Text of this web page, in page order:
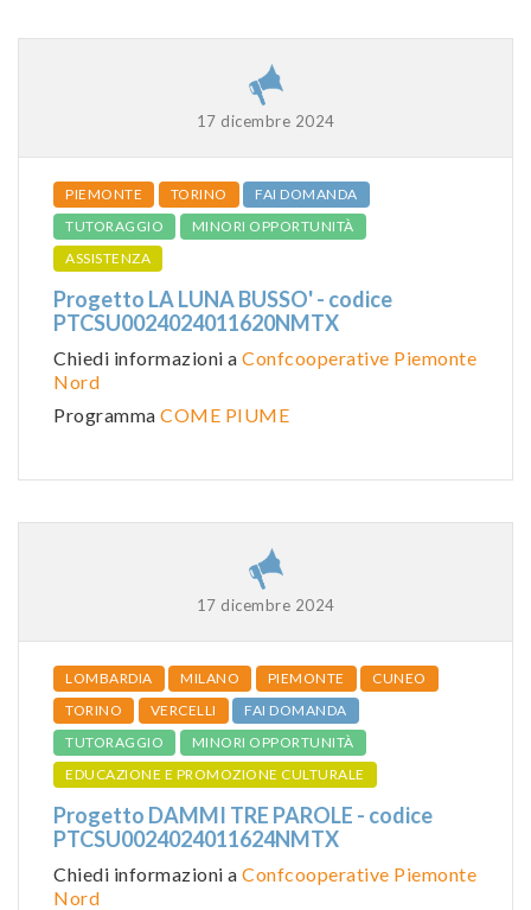
17 dicembre 2024
PIEMONTE TORINO
FAI DOMANDA
TUTORAGGIO
MINORI OPPORTUNITÀ
ASSISTENZA
Progetto LA LUNA BUSSO' - codice
PTCSU0024024011620NMTX
Chiedi informazioni a Confcooperative Piemonte
Nord
Programma COME PIUME
17 dicembre 2024
LOMBARDIA MILANO PIEMONTE
CUNEO
TORINO
VERCELLI
FAI DOMANDA
TUTORAGGIO
MINORI OPPORTUNITÀ
EDUCAZIONE E PROMOZIONE CULTURALE
Progetto DAMMI TRE PAROLE - codice
PTCSU0024024011624NMTX
Chiedi informazioni a Confcooperative Piemonte
Nord